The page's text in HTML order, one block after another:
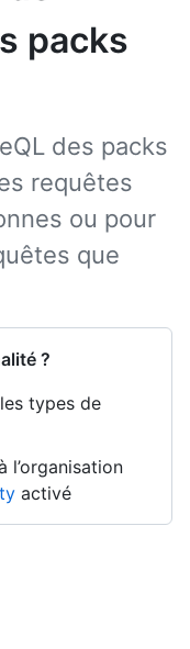
packs
des packs
requêtes
ou pour
que
?
types de
l’organisation
activé